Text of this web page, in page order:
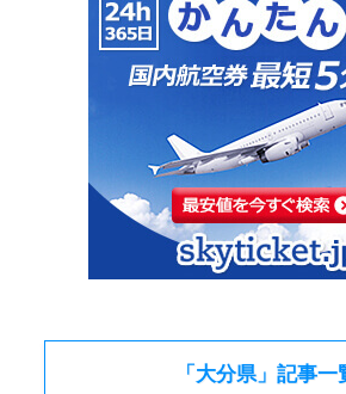
「大分県」記事一